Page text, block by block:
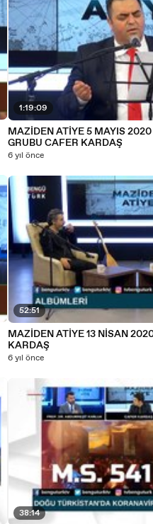
1:19:09
MAZİDEN ATİYE 5 MAYIS
GRUBU CAFER KARDAŞ
6 yıl önce
52:51
MAZİDEN ATİYE 13 NİSAN
KARDAŞ
6 yıl önce
38:14